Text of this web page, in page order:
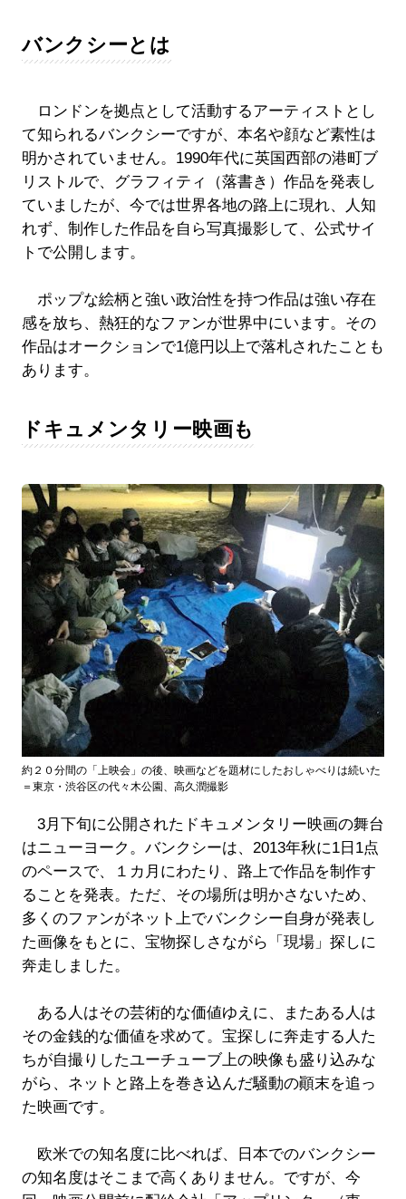
バンクシーとは
ロンドンを拠点として活動するアーティストとし
て知られるバンクシーですが、本名や顔など素性は
明かされていません。1990年代に英国西部の港町ブ
リストルで、グラフィティ（落書き）作品を発表し
ていましたが、今では世界各地の路上に現れ、人知
れず、制作した作品を自ら写真撮影して、公式サイ
トで公開します。
ポップな絵柄と強い政治性を持つ作品は強い存在
感を放ち、熱狂的なファンが世界中にいます。その
作品はオークションで1億円以上で落札されたことも
あります。
ドキュメンタリー映画も
約２０分間の「上映会」の後、映画などを題材にしたおしゃべりは続いた
＝東京・渋谷区の代々木公園、高久潤撮影
3月下旬に公開されたドキュメンタリー映画の舞台
はニューヨーク。バンクシーは、2013年秋に1日1点
のペースで、１カ月にわたり、路上で作品を制作す
ることを発表。ただ、その場所は明かさないため、
多くのファンがネット上でバンクシー自身が発表し
た画像をもとに、宝物探しさながら「現場」探しに
奔走しました。
ある人はその芸術的な価値ゆえに、またある人は
その金銭的な価値を求めて。宝探しに奔走する人た
ちが自撮りしたユーチューブ上の映像も盛り込みな
がら、ネットと路上を巻き込んだ騒動の顚末を追っ
た映画です。
欧米での知名度に比べれば、日本でのバンクシー
の知名度はそこまで高くありません。ですが、今